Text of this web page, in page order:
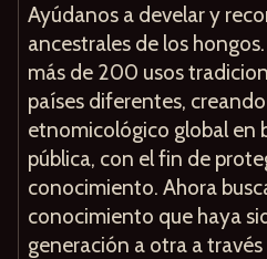
Ayúdanos a develar y
ancestrales de los
más de 200 usos
países diferentes,
etnomicológico global en
pública, con el fin de
conocimiento. Ahora
conocimiento que haya
generación a otra a